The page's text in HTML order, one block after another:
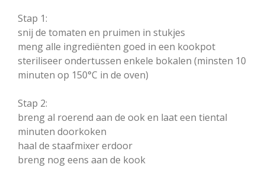
Stap 1:
snij de tomaten en pruimen in stukjes
meng alle ingrediënten goed in een kookpot
steriliseer ondertussen enkele bokalen (minsten 10
minuten op 150°C in de oven)
Stap 2:
breng al roerend aan de ook en laat een tiental
minuten doorkoken
haal de staafmixer erdoor
breng nog eens aan de kook